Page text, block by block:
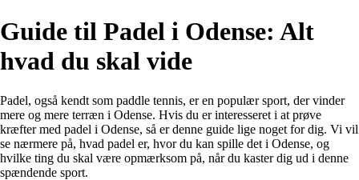
Guide til Padel i Odense: Alt
hvad du skal vide
Padel, også kendt som paddle tennis, er en populær sport, der vinder
mere og mere terræn i Odense. Hvis du er interesseret i at prøve
kræfter med padel i Odense, så er denne guide lige noget for dig. Vi vil
se nærmere på, hvad padel er, hvor du kan spille det i Odense, og
hvilke ting du skal være opmærksom på, når du kaster dig ud i denne
spændende sport.